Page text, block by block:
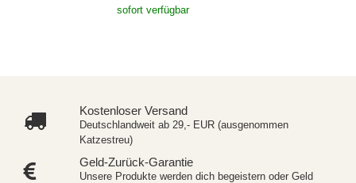
sofort verfügbar
Kostenloser Versand
Deutschlandweit ab 29,- EUR (ausgenommen
Katzestreu)
Geld-Zurück-Garantie
Unsere Produkte werden dich begeistern oder Geld